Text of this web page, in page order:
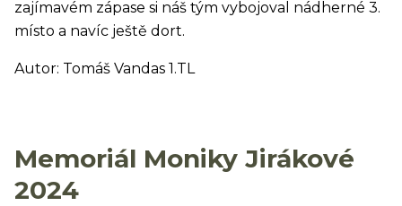
zajímavém zápase si náš tým vybojoval nádherné 3.
místo a navíc ještě dort.
Autor: Tomáš Vandas 1.TL
Memoriál Moniky Jirákové
2024